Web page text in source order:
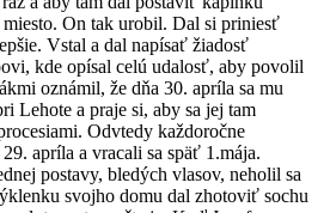
On tak urobil. Dal si priniesť
Vstal a dal napísať žiadosť
kde opísal celú udalosť, aby povolil
oznámil, že dňa 30. apríla sa mu
Lehote a praje si, aby sa jej tam
Odvtedy každoročne
apríla a vracali sa späť 1.mája.
postavy, bledých vlasov, neholil sa
svojho domu dal zhotoviť sochu